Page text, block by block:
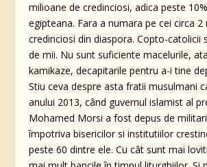
milioane de credinciosi, adica peste
egipteana. Fara a numara pe cei circa 2
credinciosi din diaspora. Copto-catolicii
de mii. Nu sunt suficiente macelurile,
kamikaze, decapitarile pentru a-i tine
Stiu ceva despre asta fratii musulmani
anului 2013, când guvernul islamist al
Mohamed Morsi a fost depus de
împotriva bisericilor si institutiilor
peste 60 dintre ele. Cu cât sunt mai